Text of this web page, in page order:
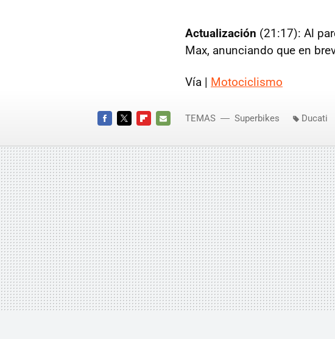
Actualización (21:17): Al
Max, anunciando que en
Vía | Motociclismo
MAIL
TEMAS Superbikes Ducati